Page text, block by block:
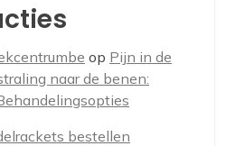
op Pijn in de
naar de benen:
bestellen